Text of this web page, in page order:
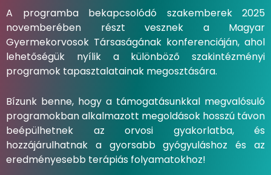
A programba bekapcsolódó szakemberek 2025
novemberében részt vesznek a Magyar
Gyermekorvosok Társaságának konferenciáján, ahol
lehetőségük nyílik a különböző szakintézményi
programok tapasztalatainak megosztására.
Bízunk benne, hogy a támogatásunkkal megvalósuló
programokban alkalmazott megoldások hosszú távon
beépülhetnek az orvosi gyakorlatba, és
hozzájárulhatnak a gyorsabb gyógyuláshoz és az
eredményesebb terápiás folyamatokhoz!